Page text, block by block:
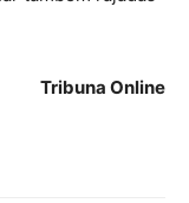
Tribuna Online